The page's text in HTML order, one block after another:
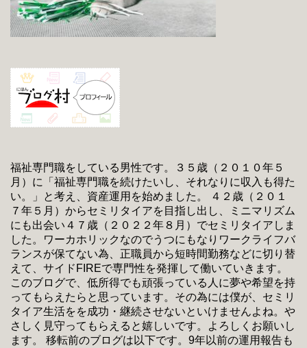
福祉専門職をしている男性です。３５歳（２０１０年５
月）に「福祉専門職を続けたいし、それなりに収入も得た
い。」と考え、資産運用を始めました。 ４２歳（２０１
７年５月）からセミリタイアを目指し出し、ミニマリズム
にも出会い４７歳（２０２２年８月）でセミリタイアしま
した。ワーカホリックなのでうつにもなりワークライフバ
ランスが保てない為、正職員から短時間勤務などに切り替
えて、サイドFIREで専門性を発揮して働いていきます。
このブログで、低所得でも頑張っている人に夢や希望を持
ってもらえたらと思っています。その為には僕が、セミリ
タイア生活をを成功・継続させないといけませんよね。や
さしく見守ってもらえると嬉しいです。よろしくお願いし
ます。 移転前のブログは以下です。9年以前の運用報告も